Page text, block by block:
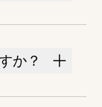
か？